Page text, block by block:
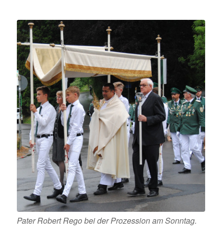
Pater Robert Rego bei der Prozession am Sonntag.